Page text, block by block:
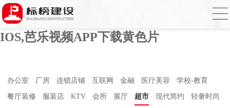
芭乐APP官方网站下载进入,芭乐APP下载
网址进入18免费破解,芭乐视频APP下载
IOS,芭乐视频APP下载黄色片
办公室 厂房 连锁店铺 互联网 金融 医疗美容 学校-教育
餐厅装修 服装店 KTV 会所 展厅 超市 现代简约 轻奢时尚